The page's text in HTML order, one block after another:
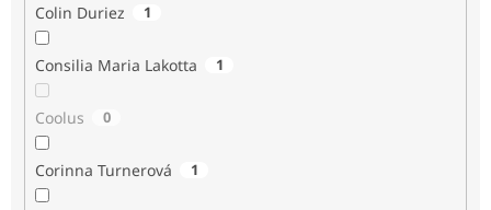
Colin Duriez 1
Consilia Maria Lakotta 1
Coolus 0
Corinna Turnerová 1